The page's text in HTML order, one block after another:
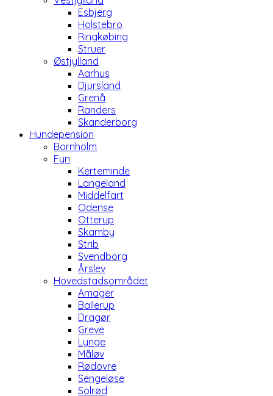
Esbjerg
Holstebro
Ringkøbing
Struer
Østjylland
Aarhus
Djursland
Grenå
Randers
Skanderborg
Hundepension
Bornholm
Fyn
Kerteminde
Langeland
Middelfart
Odense
Otterup
Skamby
Strib
Svendborg
Årslev
Hovedstadsområdet
Amager
Ballerup
Dragør
Greve
Lynge
Måløv
Rødovre
Sengeløse
Solrød